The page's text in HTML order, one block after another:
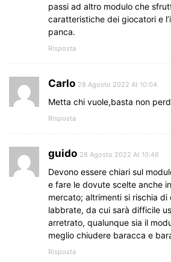
passi ad altro modulo che
caratteristiche dei giocatori e
panca.
Risposta
Carlo 28 Agosto 2022 At 10:04
Metta chi vuole,basta non
Risposta
guido 28 Agosto 2022 At 10:46
Devono essere chiari sul
e fare le dovute scelte anche
mercato; altrimenti si rischia
labbrate, da cui sarà difficile
arretrato, qualunque sia il
meglio chiudere baracca e
Risposta